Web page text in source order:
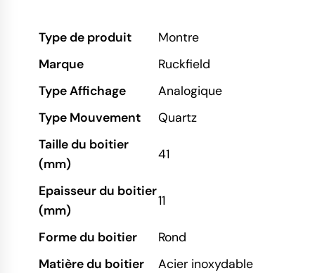
Type de produit
Montre
Marque
Ruckfield
Type Affichage
Analogique
Type Mouvement
Quartz
Taille du boitier
(mm)
41
Epaisseur du boitier
(mm)
11
Forme du boitier
Rond
Matière du boitier
Acier inoxydable